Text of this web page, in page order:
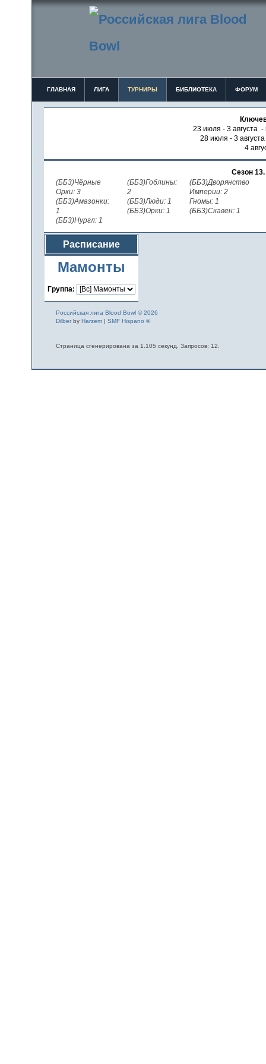
ГЛАВНАЯ ЛИГА ТУРНИРЫ БИБЛИОТЕКА ФОРУМ
23 июля - 3 августа -
28 июля - 3
4
Сезон 13.
(ББ3)Чёрные
Орки: 3
(ББ3)Амазонки:
1
(ББ3)Нургл: 1
(ББ3)Гоблины:
2
(ББ3)Люди: 1
(ББ3)Орки: 1
(ББ3)Дворянство
Империи: 2
Гномы: 1
(ББ3)Скавен: 1
Расписание
Мамонты
Группа:
Российская лига Blood Bowl © 2026
Dilberby Harzem| SMF Hispano ©
Страница сгенерирована за 1.105 секунд. Запросов: 12.